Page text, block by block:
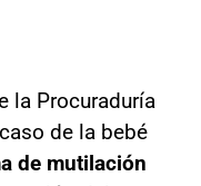
la Procuraduría
de la bebé
de mutilación